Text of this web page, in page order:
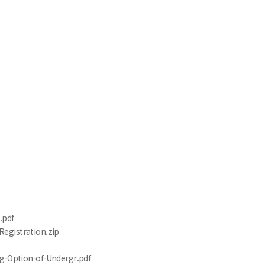
Registration.zip
Option-of-Undergr.pdf